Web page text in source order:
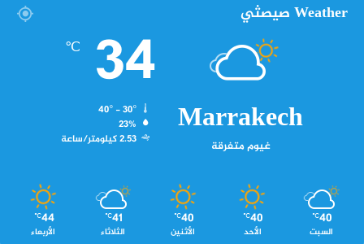
Weather صيصثي
Marrakech
غيوم متفرقة
34
℃
23%
2.53 كيلومتر/ساعة
40
℃
السبت
40
℃
الأحد
40
℃
الأثنين
41
℃
الثلاثاء
44
℃
الأربعاء